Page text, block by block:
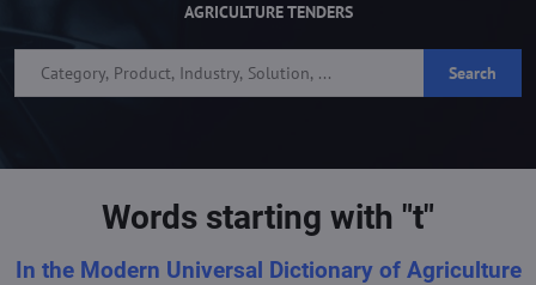
AGRICULTURE TENDERS
Search
Words starting with "t"
In the Modern Universal Dictionary of Agriculture